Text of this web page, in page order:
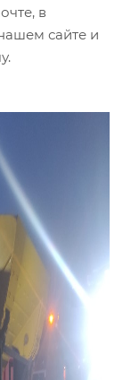
в
сайте и